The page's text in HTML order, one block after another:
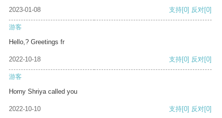
2023-01-08 支持[0] 反对[0]
游客
Hello,? Greetings fr
2022-10-18 支持[0] 反对[0]
游客
Horny Shriya called you
2022-10-10 支持[0] 反对[0]